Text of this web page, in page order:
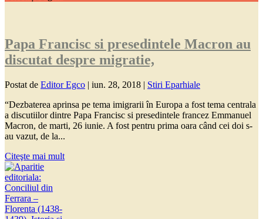
Papa Francisc si presedintele Macron au
discutat despre migratie,
Postat de Editor Egco | iun. 28, 2018 | Stiri Eparhiale
“Dezbaterea aprinsa pe tema imigrarii în Europa a fost tema centrala
a discutiilor dintre Papa Francisc si presedintele francez Emmanuel
Macron, de marti, 26 iunie. A fost pentru prima oara când cei doi s-
au vazut, de la...
Citeşte mai mult